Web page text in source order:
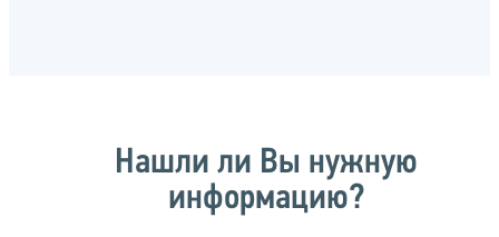
Нашли ли Вы нужную
информацию?